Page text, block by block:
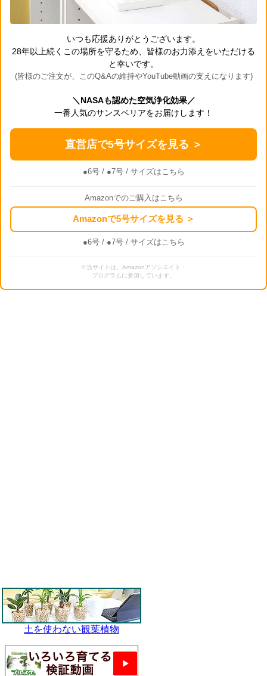
いつも応援ありがとうございます。
28年以上続くこの場所を守るため、皆様のお力添えをいただける
と幸いです。
(皆様のご注文が、このQ&Aの維持やYouTube動画の支えになります)
＼NASAも認めた空気浄化効果／
一番人気のサンスベリアをお届けします！
直営店で5号サイズを見る ＞
●6号/ ●7号/ サイズはこちら
Amazonでのご購入はこちら
Amazonで5号サイズを見る ＞
●6号/ ●7号/ サイズはこちら
※当サイトは、Amazonアソシエイト・
プログラムに参加しています。
土を使わない観葉植物